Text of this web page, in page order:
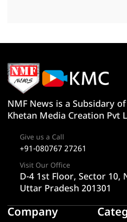
NMF News is a Subsidary of
Khetan Media Creation Pvt
Give us a Call
+91-080767 27261
Visit Our Office
D-4 1st Floor, Sector 10,
Uttar Pradesh 201301
Company